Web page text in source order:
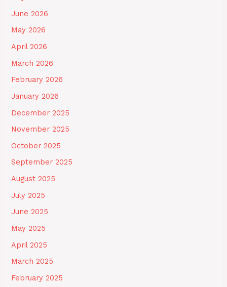
June 2026
May 2026
April 2026
March 2026
February 2026
January 2026
December 2025
November 2025
October 2025
September 2025
August 2025
July 2025
June 2025
May 2025
April 2025
March 2025
February 2025